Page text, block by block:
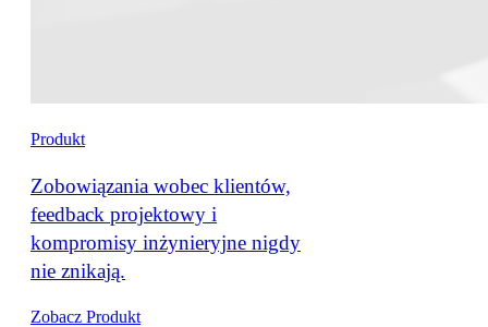
Produkt
Zobowiązania wobec klientów,
feedback projektowy i
kompromisy inżynieryjne nigdy
nie znikają.
Zobacz Produkt